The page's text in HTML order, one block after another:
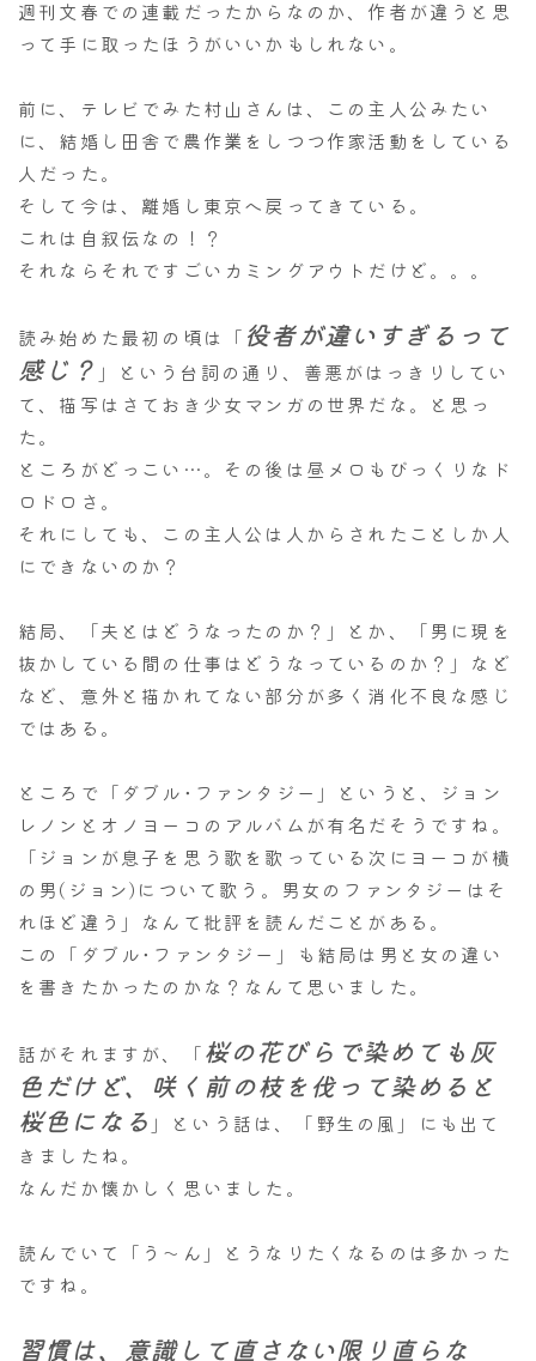
週刊文春での連載だったからなのか、作者が違うと思
って手に取ったほうがいいかもしれない。
前に、テレビでみた村山さんは、この主人公みたい
に、結婚し田舎で農作業をしつつ作家活動をしている
人だった。
そして今は、離婚し東京へ戻ってきている。
これは自叙伝なの！？
それならそれですごいカミングアウトだけど。。。
読み始めた最初の頃は「 役者が違いすぎるって
感じ？ 」という台詞の通り、善悪がはっきりしてい
て、描写はさておき少女マンガの世界だな。と思っ
た。
ところがどっこい…。その後は昼メロもびっくりなド
ロドロさ。
それにしても、この主人公は人からされたことしか人
にできないのか？
結局、「夫とはどうなったのか？」とか、「男に現を
抜かしている間の仕事はどうなっているのか？」など
など、意外と描かれてない部分が多く消化不良な感じ
ではある。
ところで「ダブル･ファンタジー」というと、ジョン
レノンとオノヨーコのアルバムが有名だそうですね。
「ジョンが息子を思う歌を歌っている次にヨーコが横
の男(ジョン)について歌う。男女のファンタジーはそ
れほど違う」なんて批評を読んだことがある。
この「ダブル･ファンタジー」も結局は男と女の違い
を書きたかったのかな？なんて思いました。
話がそれますが、「桜の花びらで染めても灰
色だけど、咲く前の枝を伐って染めると
桜色になる 」という話は、「野生の風」にも出て
きましたね。
なんだか懐かしく思いました。
読んでいて「う～ん」とうなりたくなるのは多かった
ですね。
習慣は、意識して直さない限り直らな